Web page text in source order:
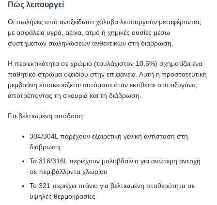
Πώς λειτουργεί
Οι σωλήνες από ανοξείδωτο χάλυβα λειτουργούν μεταφέροντας
με ασφάλεια υγρά, αέρια, ατμό ή χημικές ουσίες μέσω
συστημάτων σωληνώσεων ανθεκτικών στη διάβρωση.
Η περιεκτικότητα σε χρώμιο (τουλάχιστον 10,5%) σχηματίζει ένα
παθητικό στρώμα οξειδίου στην επιφάνεια. Αυτή η προστατευτική
μεμβράνη επισκευάζεται αυτόματα όταν εκτίθεται στο οξυγόνο,
αποτρέποντας τη σκουριά και τη διάβρωση.
Για βελτιωμένη απόδοση:
304/304L παρέχουν εξαιρετική γενική αντίσταση στη
διάβρωση
Τα 316/316L περιέχουν μολυβδαίνιο για ανώτερη αντοχή
σε περιβάλλοντα χλωρίου
Το 321 περιέχει τιτάνιο για βελτιωμένη σταθερότητα σε
υψηλές θερμοκρασίες